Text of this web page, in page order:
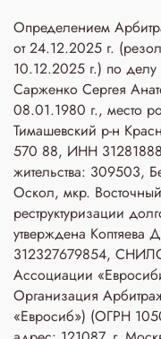
Определением
от 24.12.2025 г.
10.12.2025 г.) по
Сарженко Сергея
08.01.1980 г., место
Тимашевский р-н
570 88, ИНН
жительства: 309503,
Оскол, мкр.
реструктуризации
утверждена
312327679854,
Ассоциации
Организация
«Евросиб») (ОГРН